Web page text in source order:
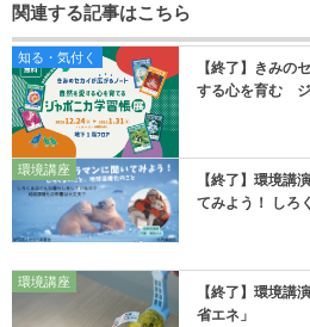
関連する記事はこちら
知る・気付く
【終了】きみ
する心を育む
環境講座
【終了】環境講
てみよう！ しろ
環境講座
【終了】環境講
省エネ」